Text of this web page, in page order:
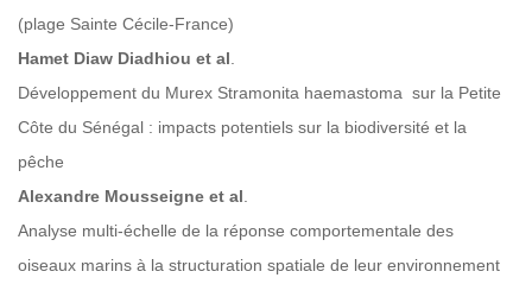
(plage Sainte Cécile-France)
Hamet Diaw Diadhiou et al
Développement du Murex Stramonita haemastoma sur la Petite
Côte du Sénégal : impacts potentiels sur la biodiversité et la
pêche
Alexandre Mousseigne et al
Analyse multi-échelle de la réponse comportementale des
oiseaux marins à la structuration spatiale de leur environnement